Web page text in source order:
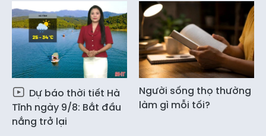
Dự báo thời tiết Hà
Tĩnh ngày 9/8: Bắt đầu
nắng trở lại
Người sống thọ thường
làm gì mỗi tối?